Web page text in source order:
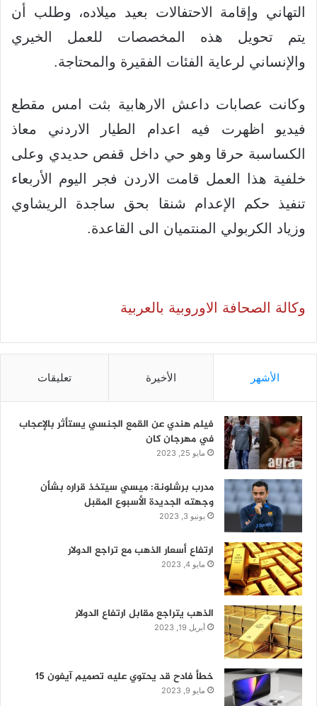
التهاني وإقامة الاحتفالات بعيد ميلاده، وطلب أن
يتم تحويل هذه المخصصات للعمل الخيري
والإنساني لرعاية الفئات الفقيرة والمحتاجة.
وكانت عصابات داعش الارهابية بثت امس مقطع
فيديو اظهرت فيه اعدام الطيار الاردني معاذ
الكساسبة حرقا وهو حي داخل قفص حديدي وعلى
خلفية هذا العمل قامت الاردن فجر اليوم الأربعاء
تنفيذ حكم الإعدام شنقا بحق ساجدة الريشاوي
وزياد الكربولي المنتميان الى القاعدة.
وكالة الصحافة الاوروبية بالعربية
الأشهر الأخيرة تعليقات
فيلم هندي عن القمع الجنسي يستأثر بالإعجاب
في مهرجان كان
مايو 25, 2023
مدرب برشلونة: ميسي سيتخذ قراره بشأن
وجهته الجديدة الأسبوع المقبل
يونيو 3, 2023
ارتفاع أسعار الذهب مع تراجع الدولار
مايو 4, 2023
الذهب يتراجع مقابل ارتفاع الدولار
أبريل 19, 2023
خطأ فادح قد يحتوي عليه تصميم آيفون 15
مايو 9, 2023